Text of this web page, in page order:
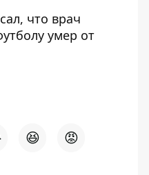
что врач
умер от
😆 😡